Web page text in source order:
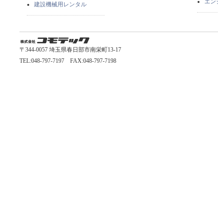
建設機械用レンタル エン
〒344-0057 埼玉県春日部市南栄町13-17
TEL:048-797-7197 FAX:048-797-7198